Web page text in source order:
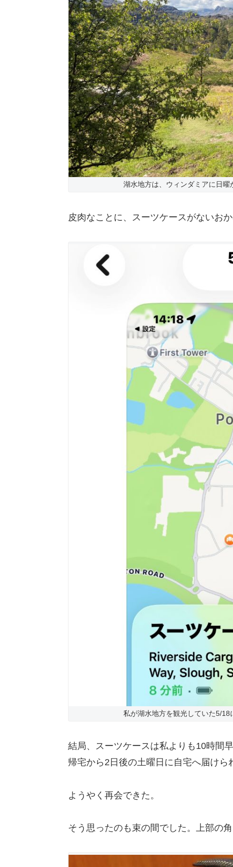
湖水地方は、ウィンダミアに日曜
皮肉なことに、スーツケースがないお
私が湖水地方を観光していた5/18
結局、スーツケースは私よりも10時間
帰宅から2日後の土曜日に自宅へ届けら
ようやく再会できた。
そう思ったのも束の間でした。上部の